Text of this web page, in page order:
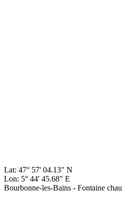
Lat: 47° 57' 04.13" N
Lon: 5° 44' 45.68" E
Bourbonne-les-Bains - Fontaine